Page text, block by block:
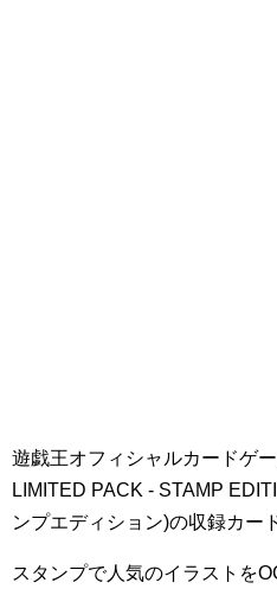
遊戯王オフィシャルカードゲ
LIMITED PACK - STAMP
ンプエディション)の収録カー
スタンプで人気のイラストを